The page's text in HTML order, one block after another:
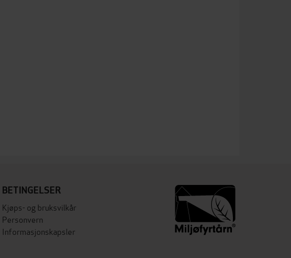
BETINGELSER
Kjøps- og bruksvilkår
Personvern
Informasjonskapsler